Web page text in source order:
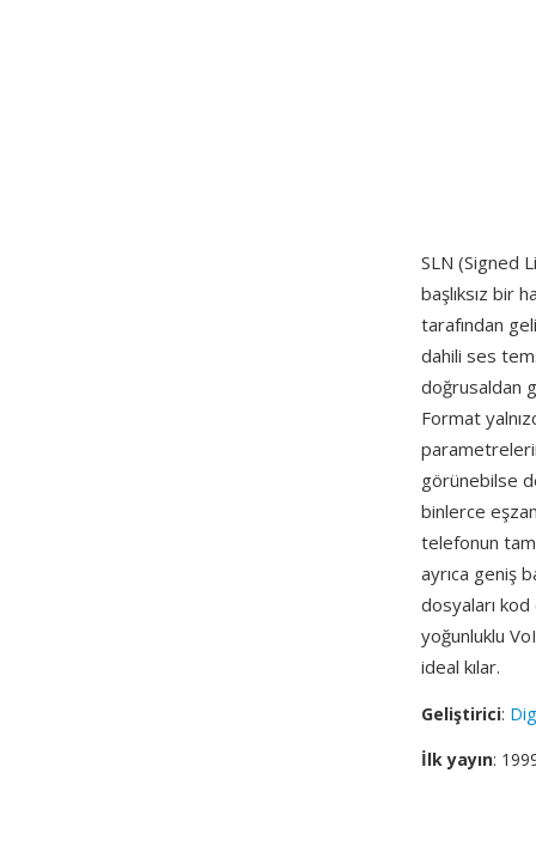
SLN (Signed
başlıksız bir
tarafından
dahili ses
doğrusaldan
Format
görünebilse
binlerce
telefonun
ayrıca geniş
dosyaları
yoğunluklu
ideal kılar.
Geliştirici:
İlk yayın: